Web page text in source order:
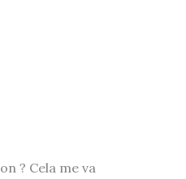
? Cela me va